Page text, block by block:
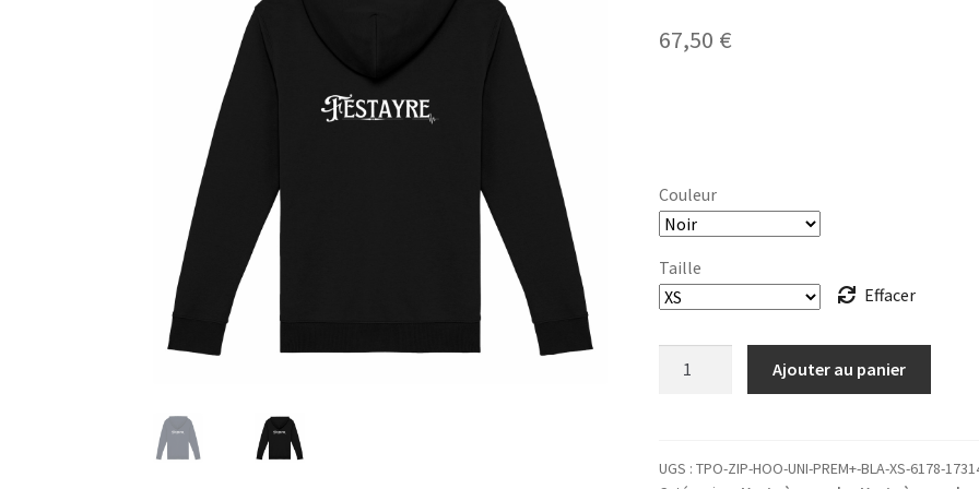
67,50 €
Couleur
Taille
Effacer
zippée
Ajouter au panier
UGS : TPO-ZIP-HOO-UNI-PREM+-BLA-XS-6178-